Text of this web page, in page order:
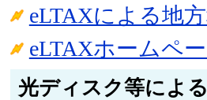
eLTAXによる地
eLTAXホームペ
光ディスク等によ